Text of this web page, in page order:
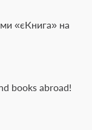
«єКнига» на
books abroad!